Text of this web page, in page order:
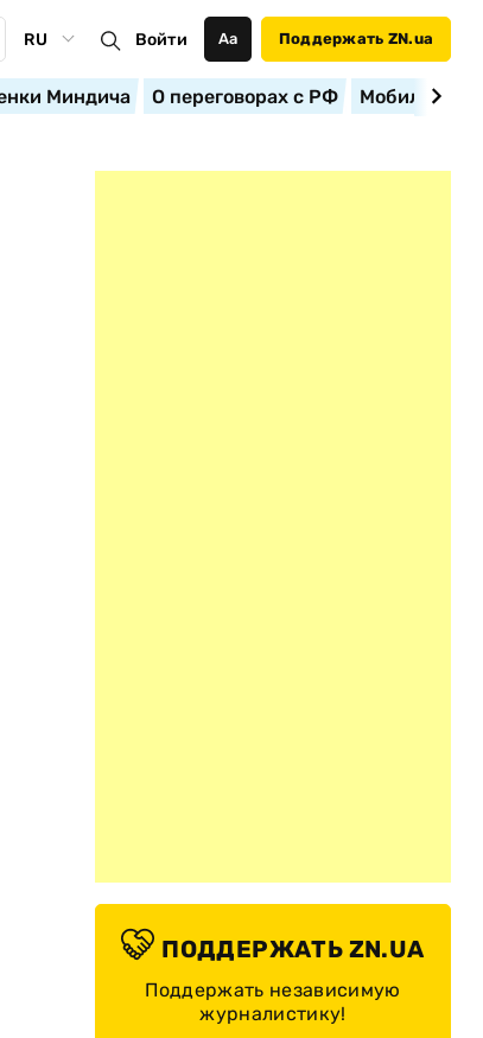
RU Войти Аа Поддержать ZN.ua
Миндича О переговорах с РФ
ПОДДЕРЖАТЬ ZN.UA
Поддержать независимую
журналистику!